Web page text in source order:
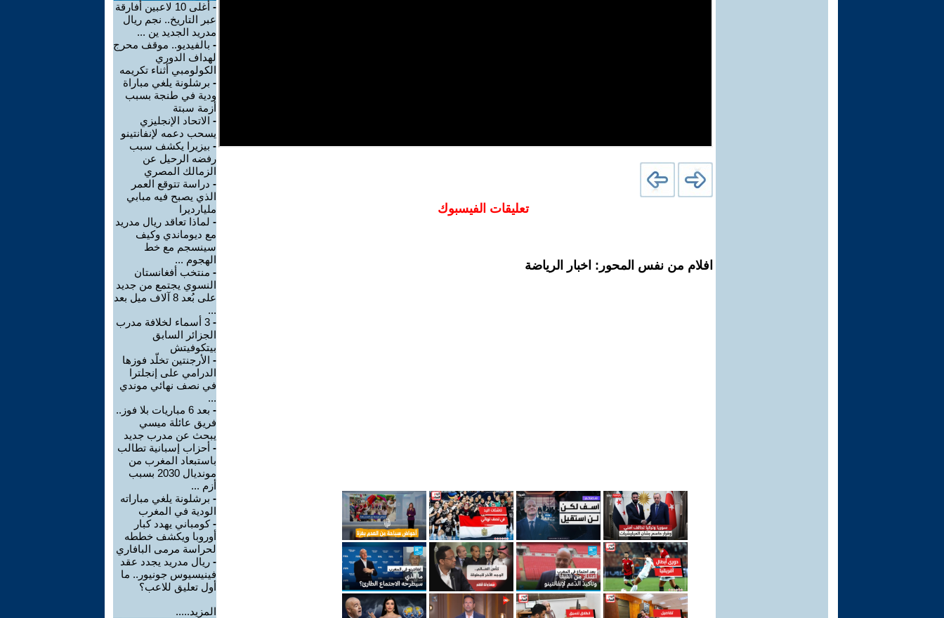
تعليقات الفيسبوك
افلام من نفس المحور: اخبار الرياضة
-
أغلى 10 لاعبين أفارقة
عبر التاريخ.. نجم ريال
مدريد الجديد ين ...
- بالفيديو.. موقف محرج
لهداف الدوري
الكولومبي أثناء تكريمه
- برشلونة يلغي مباراة
ودية في طنجة بسبب
أزمة سبتة
- الاتحاد الإنجليزي
يسحب دعمه لإنفانتينو
- بيزيرا يكشف سبب
رفضه الرحيل عن
الزمالك المصري
- دراسة تتوقع العمر
الذي يصبح فيه مبابي
مليارديرا
- لماذا تعاقد ريال مدريد
مع ديوماندي وكيف
سينسجم مع خط
الهجوم ...
- منتخب أفغانستان
النسوي يجتمع من جديد
على بُعد 8 آلاف ميل بعد
...
-
3 أسماء لخلافة مدرب
الجزائر السابق
بيتكوفيتش
- الأرجنتين تخلّد فوزها
الدرامي على إنجلترا
في نصف نهائي موندي
...
-
بعد 6 مباريات بلا فوز..
فريق عائلة ميسي
يبحث عن مدرب جديد
- أحزاب إسبانية تطالب
باستبعاد المغرب من
مونديال 2030 بسبب
أزم ...
- برشلونة يلغي مباراته
الودية في المغرب
-كومباني يهدد كبار
أوروبا ويكشف خططه
لحراسة مرمى البافاري
- ريال مدريد يجدد عقد
فينيسيوس جونيور.. ما
أول تعليق للاعب؟
المزيد.....